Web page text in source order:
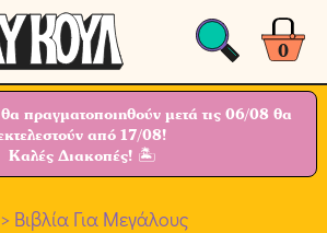
0
πραγματοποιηθούν μετά τις 06/08 θα
από 17/08!
Καλές Διακοπές! 🏝
> Βιβλία Για Μεγάλους